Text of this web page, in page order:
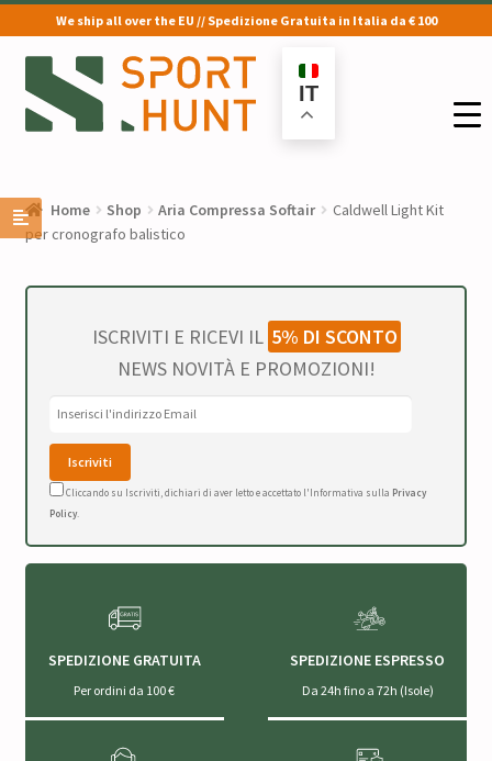
We ship all over the EU // Spedizione Gratuita in Italia da € 100
Vai
alla
navigazione
Vai
al
contenuto
IT
Home Shop Aria Compressa Softair
Caldwell Light Kit
per cronografo balistico
ISCRIVITI E RICEVI IL 5% DI SCONTO
NEWS NOVITÀ E PROMOZIONI!
Cliccando su Iscriviti, dichiari di aver letto e accettato l'Informativa sulla Privacy
Policy.
SPEDIZIONE GRATUITA
Per ordini da 100 €
SPEDIZIONE ESPRESSO
Da 24h fino a 72h (Isole)